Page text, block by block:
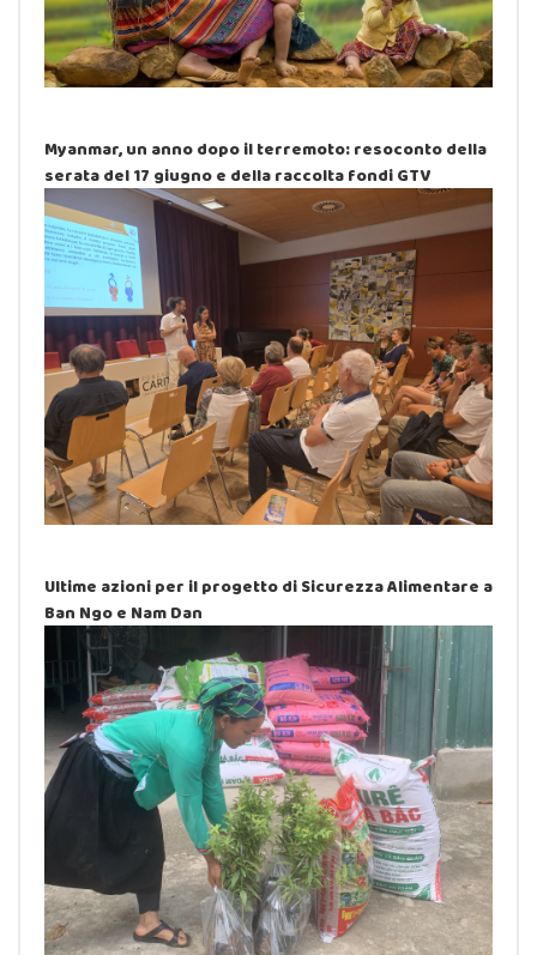
Myanmar, un anno dopo il terremoto: resoconto della
serata del 17 giugno e della raccolta fondi GTV
Ultime azioni per il progetto di Sicurezza Alimentare a
Ban Ngo e Nam Dan